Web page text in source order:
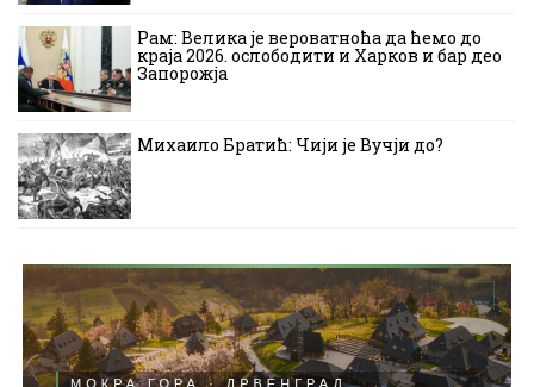
Рам: Велика је вероватноћа да ћемо до
краја 2026. ослободити и Харков и бар део
Запорожја
Михаило Братић: Чији је Вучји до?